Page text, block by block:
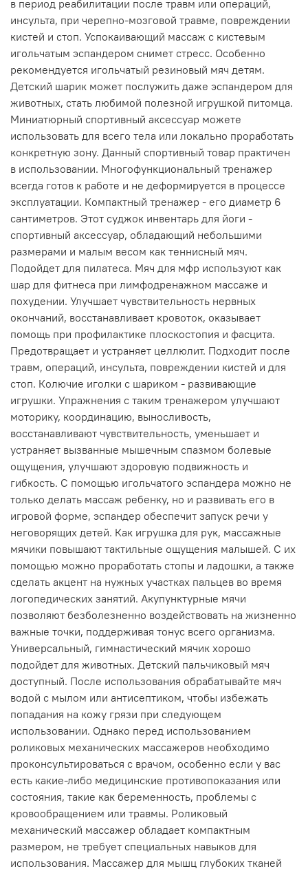
в период реабилитации после травм или операций,
инсульта, при черепно-мозговой травме, повреждении
кистей и стоп. Успокаивающий массаж с кистевым
игольчатым эспандером снимет стресс. Особенно
рекомендуется игольчатый резиновый мяч детям.
Детский шарик может послужить даже эспандером для
животных, стать любимой полезной игрушкой питомца.
Миниатюрный спортивный аксессуар можете
использовать для всего тела или локально проработать
конкретную зону. Данный спортивный товар практичен
в использовании. Многофункциональный тренажер
всегда готов к работе и не деформируется в процессе
эксплуатации. Компактный тренажер - его диаметр 6
сантиметров. Этот суджок инвентарь для йоги -
спортивный аксессуар, обладающий небольшими
размерами и малым весом как теннисный мяч.
Подойдет для пилатеса. Мяч для мфр используют как
шар для фитнеса при лимфодренажном массаже и
похудении. Улучшает чувствительность нервных
окончаний, восстанавливает кровоток, оказывает
помощь при профилактике плоскостопия и фасцита.
Предотвращает и устраняет целлюлит. Подходит после
травм, операций, инсульта, повреждении кистей и для
стоп. Колючие иголки с шариком - развивающие
игрушки. Упражнения с таким тренажером улучшают
моторику, координацию, выносливость,
восстанавливают чувствительность, уменьшает и
устраняет вызванные мышечным спазмом болевые
ощущения, улучшают здоровую подвижность и
гибкость. С помощью игольчатого эспандера можно не
только делать массаж ребенку, но и развивать его в
игровой форме, эспандер обеспечит запуск речи у
неговорящих детей. Как игрушка для рук, массажные
мячики повышают тактильные ощущения малышей. С их
помощью можно проработать стопы и ладошки, а также
сделать акцент на нужных участках пальцев во время
логопедических занятий. Акупунктурные мячи
позволяют безболезненно воздействовать на жизненно
важные точки, поддерживая тонус всего организма.
Универсальный, гимнастический мячик хорошо
подойдет для животных. Детский пальчиковый мяч
доступный. После использования обрабатывайте мяч
водой с мылом или антисептиком, чтобы избежать
попадания на кожу грязи при следующем
использовании. Однако перед использованием
роликовых механических массажеров необходимо
проконсультироваться с врачом, особенно если у вас
есть какие-либо медицинские противопоказания или
состояния, такие как беременность, проблемы с
кровообращением или травмы. Роликовый
механический массажер обладает компактным
размером, не требует специальных навыков для
использования. Массажер для мышц глубоких тканей